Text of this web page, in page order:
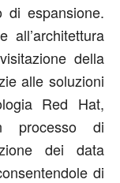
espansione.
all’architettura
della
alle soluzioni
Red Hat,
processo di
dei data
di